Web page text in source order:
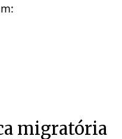
migratória